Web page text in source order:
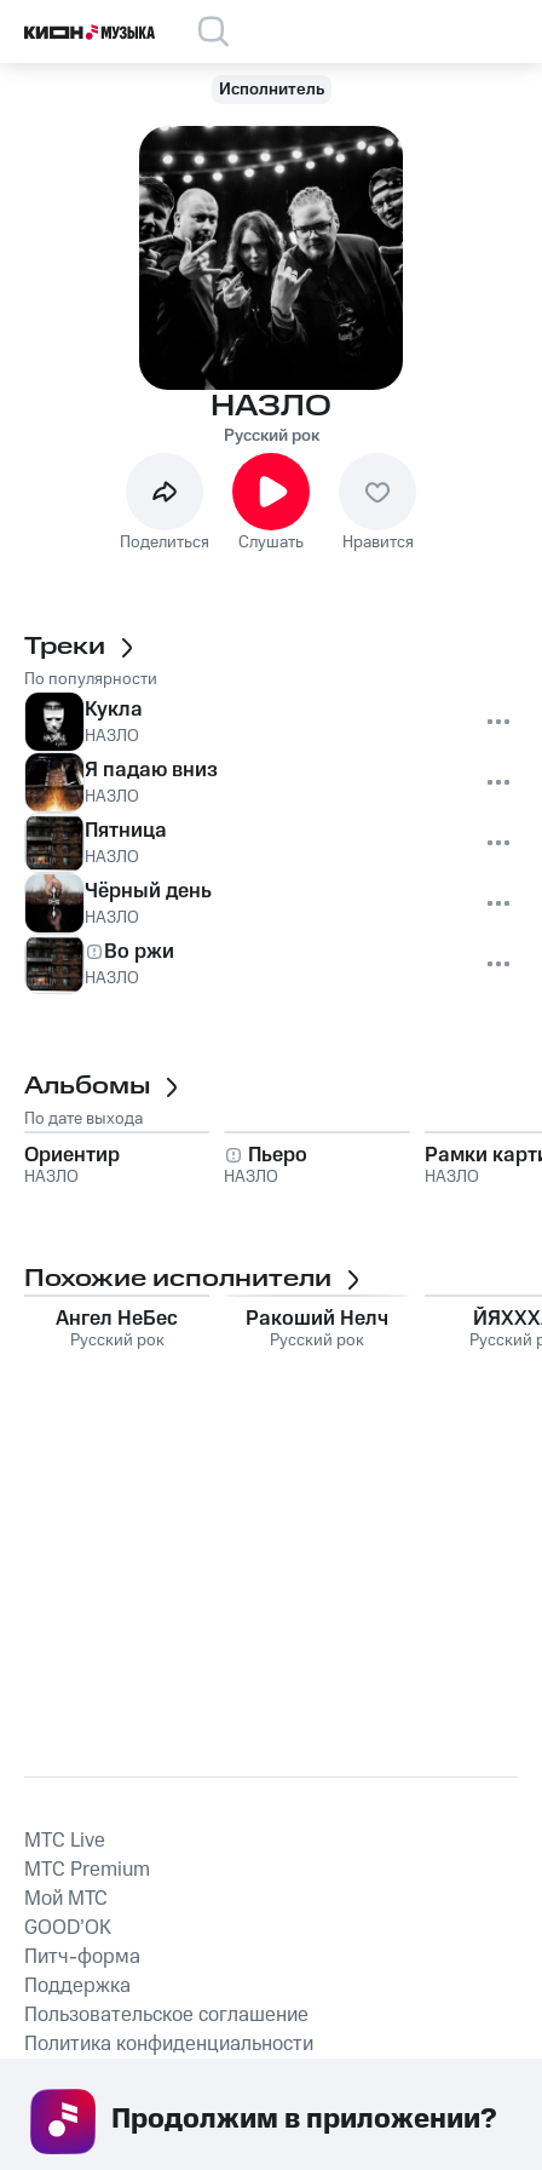
Исполнитель
НАЗЛО
Русский рок
Поделиться Слушать Нравится
Треки
По популярности
Кукла
НАЗЛО
Я падаю вниз
НАЗЛО
Пятница
НАЗЛО
Чёрный день
НАЗЛО
Во ржи
НАЗЛО
Альбомы
По дате выхода
Ориентир
НАЗЛО
Пьеро
НАЗЛО
Рамки
НАЗЛО
Похожие исполнители
Ангел НеБес
Русский рок
Ракоший Нелч
Русский рок Русский
СКАЧАТЬ ПРИЛОЖЕНИЕ
MTС Live
MTС Premium
Мой МТС
GOOD’OK
Питч-форма
Поддержка
Пользовательское соглашение
Политика конфиденциальности